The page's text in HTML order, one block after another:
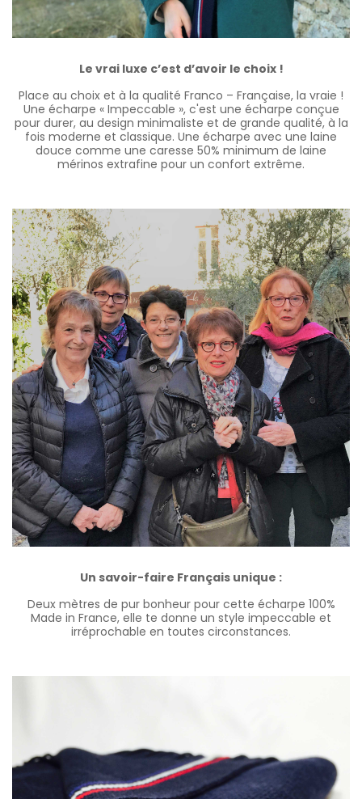
Le vrai luxe c’est d’avoir le choix !
Place au choix et à la qualité Franco – Française, la vraie !
Une écharpe « Impeccable », c'est une écharpe conçue
pour durer, au design minimaliste et de grande qualité, à la
fois moderne et classique. Une écharpe avec une laine
douce comme une caresse 50% minimum de laine
mérinos extrafine pour un confort extrême.
Un savoir-faire Français unique :
Deux mètres de pur bonheur pour cette écharpe 100%
Made in France, elle te donne un style impeccable et
irréprochable en toutes circonstances.